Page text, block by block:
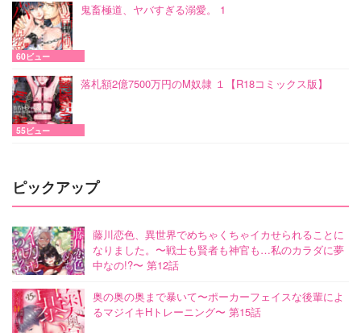
鬼畜極道、ヤバすぎる溺愛。 1
60ビュー
落札額2億7500万円のM奴隷 １【R18コミックス版】
55ビュー
ピックアップ
藤川恋色、異世界でめちゃくちゃイカせられることに
なりました。〜戦士も賢者も神官も…私のカラダに夢
中なの!?〜 第12話
奥の奥の奥まで暴いて〜ポーカーフェイスな後輩によ
るマジイキHトレーニング〜 第15話